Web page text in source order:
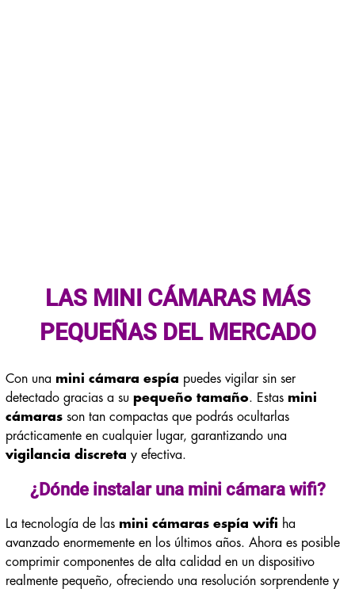
LAS MINI CÁMARAS MÁS
PEQUEÑAS DEL MERCADO
Con una mini cámara espía puedes vigilar sin ser
detectado gracias a su pequeño tamaño. Estas mini
cámarasson tan compactas que podrás ocultarlas
prácticamente en cualquier lugar, garantizando una
vigilancia discreta y efectiva.
¿Dónde instalar una mini cámara wifi?
La tecnología de las mini cámaras espía wifi ha
avanzado enormemente en los últimos años. Ahora es posible
comprimir componentes de alta calidad en un dispositivo
realmente pequeño, ofreciendo una resolución sorprendente y